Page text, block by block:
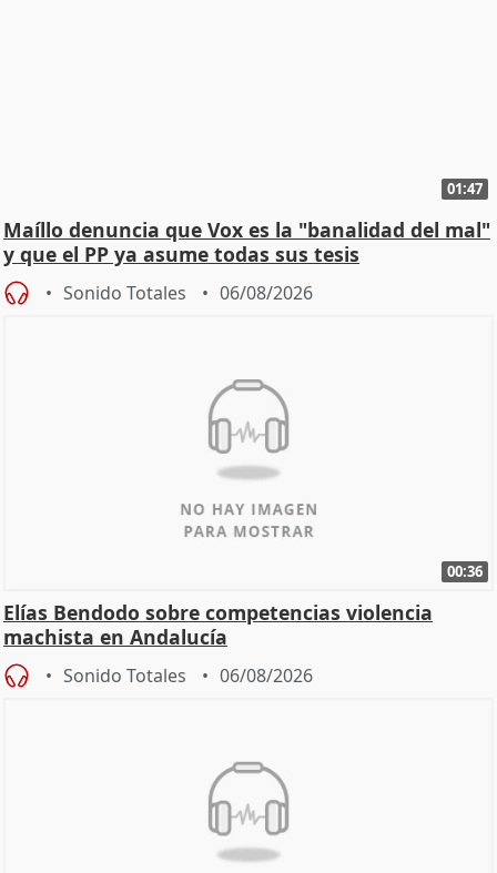
01:47
Maíllo denuncia que Vox es la "banalidad del mal"
y que el PP ya asume todas sus tesis
Sonido Totales 06/08/2026
00:36
Elías Bendodo sobre competencias violencia
machista en Andalucía
Sonido Totales 06/08/2026